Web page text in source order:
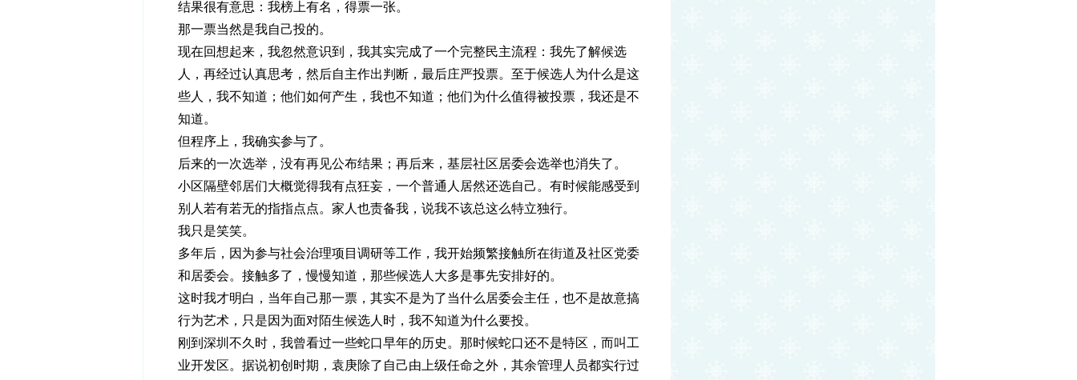
结果很有意思：我榜上有名，得票一张。
那一票当然是我自己投的。
现在回想起来，我忽然意识到，我其实完成了一个完整民主流程：我先了解候选
人，再经过认真思考，然后自主作出判断，最后庄严投票。至于候选人为什么是这
些人，我不知道；他们如何产生，我也不知道；他们为什么值得被投票，我还是不
知道。
但程序上，我确实参与了。
后来的一次选举，没有再见公布结果；再后来，基层社区居委会选举也消失了。
小区隔壁邻居们大概觉得我有点狂妄，一个普通人居然还选自己。有时候能感受到
别人若有若无的指指点点。家人也责备我，说我不该总这么特立独行。
我只是笑笑。
多年后，因为参与社会治理项目调研等工作，我开始频繁接触所在街道及社区党委
和居委会。接触多了，慢慢知道，那些候选人大多是事先安排好的。
这时我才明白，当年自己那一票，其实不是为了当什么居委会主任，也不是故意搞
行为艺术，只是因为面对陌生候选人时，我不知道为什么要投。
刚到深圳不久时，我曾看过一些蛇口早年的历史。那时候蛇口还不是特区，而叫工
业开发区。据说初创时期，袁庚除了自己由上级任命之外，其余管理人员都实行过